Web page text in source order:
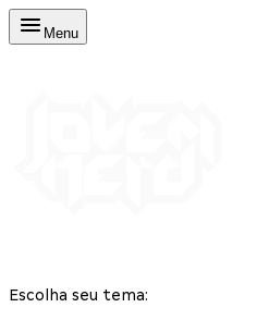
Menu
Escolha seu tema: